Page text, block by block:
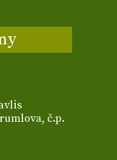
č.p.